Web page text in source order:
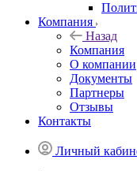
Компания
Назад
Компания
О компании
Документы
Партнеры
Отзывы
Контакты
Личный